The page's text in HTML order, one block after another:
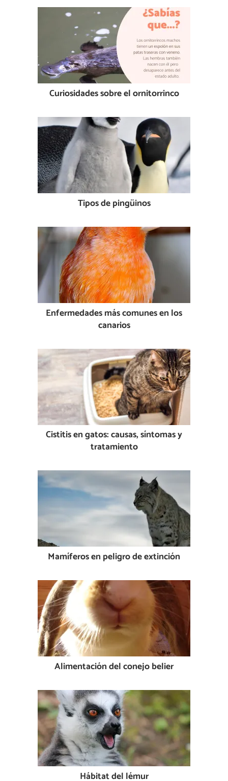
Curiosidades sobre el ornitorrinco
Tipos de pingüinos
Enfermedades más comunes en los
canarios
Cistitis en gatos: causas, síntomas y
tratamiento
Mamíferos en peligro de extinción
Alimentación del conejo belier
Hábitat del lémur